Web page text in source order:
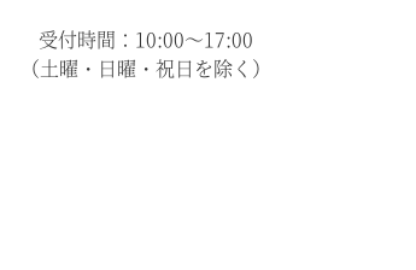
受付時間：10:00～17:00
（土曜・日曜・祝日を除く）